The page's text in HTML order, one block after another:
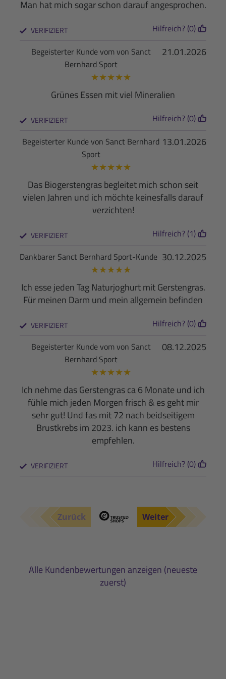
Man hat mich sogar schon darauf angesprochen.
VERIFIZIERT Hilfreich? (0)
21.01.2026
Begeisterter Kunde vom von Sanct
Bernhard Sport
★★★★★
Grünes Essen mit viel Mineralien
VERIFIZIERT Hilfreich? (0)
13.01.2026
Begeisterter Kunde von Sanct Bernhard
Sport
★★★★★
Das Biogerstengras begleitet mich schon seit
vielen Jahren und ich möchte keinesfalls darauf
verzichten!
VERIFIZIERT Hilfreich? (1)
30.12.2025
Dankbarer Sanct Bernhard Sport-Kunde
★★★★★
Ich esse jeden Tag Naturjoghurt mit Gerstengras.
Für meinen Darm und mein allgemein befinden
VERIFIZIERT Hilfreich? (0)
08.12.2025
Begeisterter Kunde vom von Sanct
Bernhard Sport
★★★★★
Ich nehme das Gerstengras ca 6 Monate und ich
fühle mich jeden Morgen frisch & es geht mir
sehr gut! Und fas mit 72 nach beidseitigem
Brustkrebs im 2023. ich kann es bestens
empfehlen.
VERIFIZIERT Hilfreich? (0)
Zurück Weiter
Alle Kundenbewertungen anzeigen (neueste
zuerst)